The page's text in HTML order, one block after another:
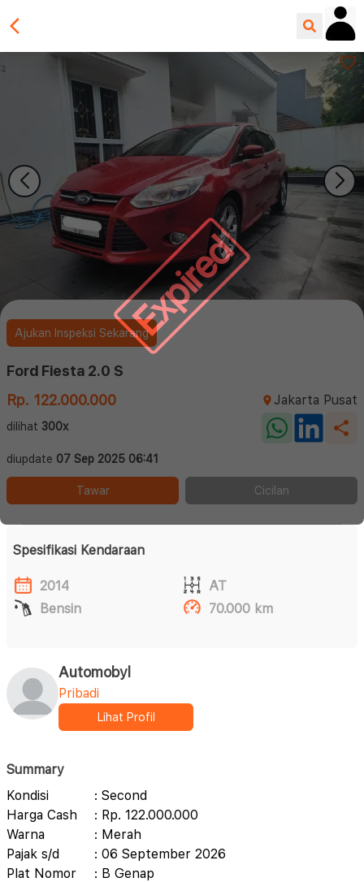
Expired
Ajukan Inspeksi Sekarang
Ford Fiesta 2.0 S
Rp. 122.000.000
Jakarta Pusat
dilihat 300x
diupdate 07 Sep 2025 06:41
Tawar Cicilan
Spesifikasi Kendaraan
2014
AT
Bensin
70.000 km
Automobyl
Pribadi
Lihat Profil
Summary
Kondisi
: Second
Harga Cash
: Rp. 122.000.000
Warna
: Merah
Pajak s/d
: 06 September 2026
Plat Nomor
: B Genap